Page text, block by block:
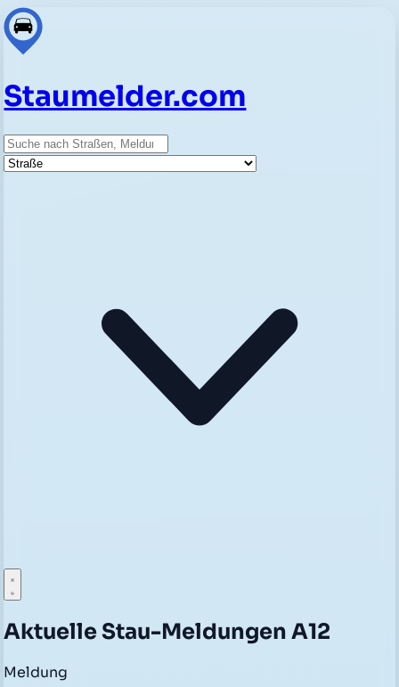
Staumelder.com
Suche
Straße
Aktuelle Stau-Meldungen A12
Meldung